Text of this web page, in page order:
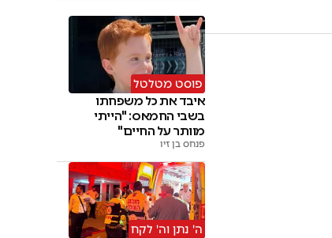
פוסט מטלטל
איבד את כל משפחתו
בשבי החמאס: "הייתי
מוותר על החיים"
פנחס בן זיו
ה' נתן וה' לקח